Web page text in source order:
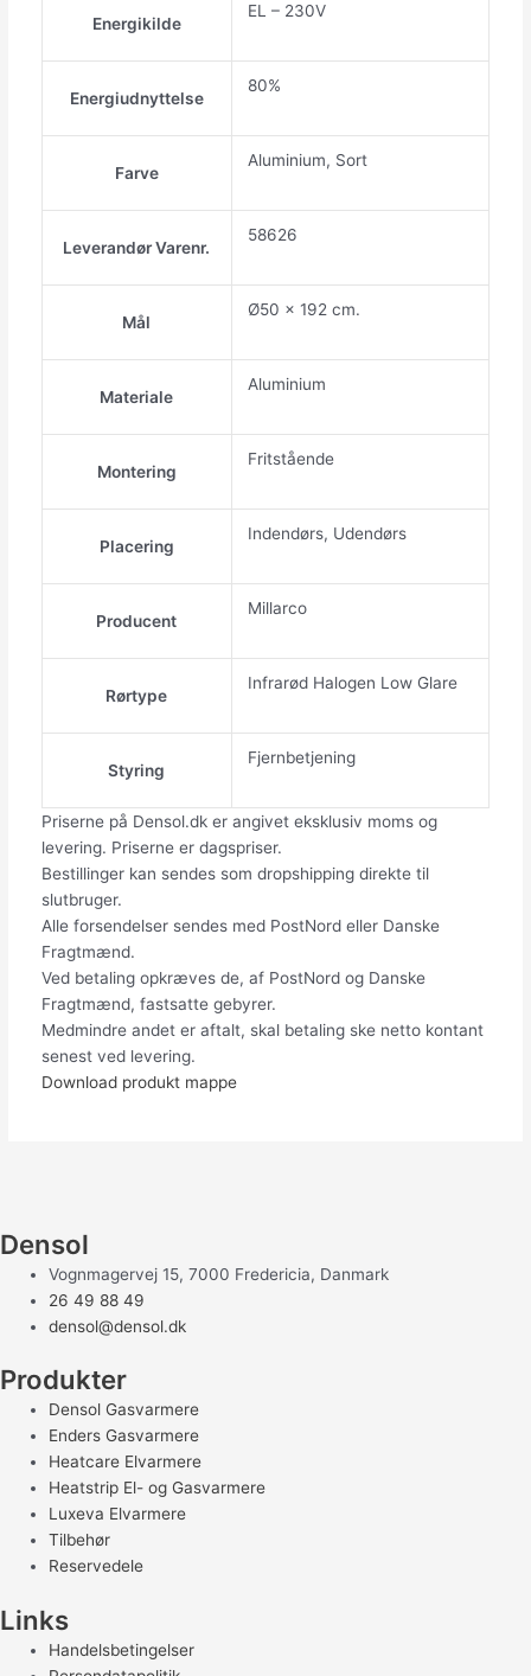
Energikilde
EL – 230V
Energiudnyttelse
80%
Farve
Aluminium, Sort
Leverandør Varenr.
58626
Mål
Ø50 x 192 cm.
Materiale
Aluminium
Montering
Fritstående
Placering
Indendørs, Udendørs
Producent
Millarco
Rørtype
Infrarød Halogen Low Glare
Styring
Fjernbetjening
Priserne på Densol.dk er angivet eksklusiv moms og
levering. Priserne er dagspriser.
Bestillinger kan sendes som dropshipping direkte til
slutbruger.
Alle forsendelser sendes med PostNord eller Danske
Fragtmænd.
Ved betaling opkræves de, af PostNord og Danske
Fragtmænd, fastsatte gebyrer.
Medmindre andet er aftalt, skal betaling ske netto kontant
senest ved levering.
Download produkt mappe
Densol
Vognmagervej 15, 7000 Fredericia, Danmark
26 49 88 49
densol@densol.dk
Produkter
Densol Gasvarmere
Enders Gasvarmere
Heatcare Elvarmere
Heatstrip El- og Gasvarmere
Luxeva Elvarmere
Tilbehør
Reservedele
Links
Handelsbetingelser